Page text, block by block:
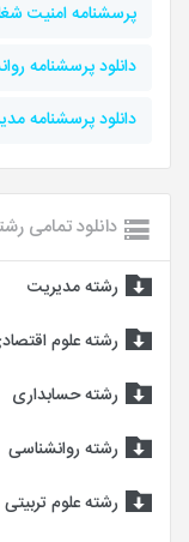
پرسشنامه امنیت
دانلود پرسشنامه
دانلود پرسشنامه
دانلود تمامی
رشته مدیریت
رشته علوم
رشته حسابداری
رشته روانشناسی
رشته علوم تربیتی